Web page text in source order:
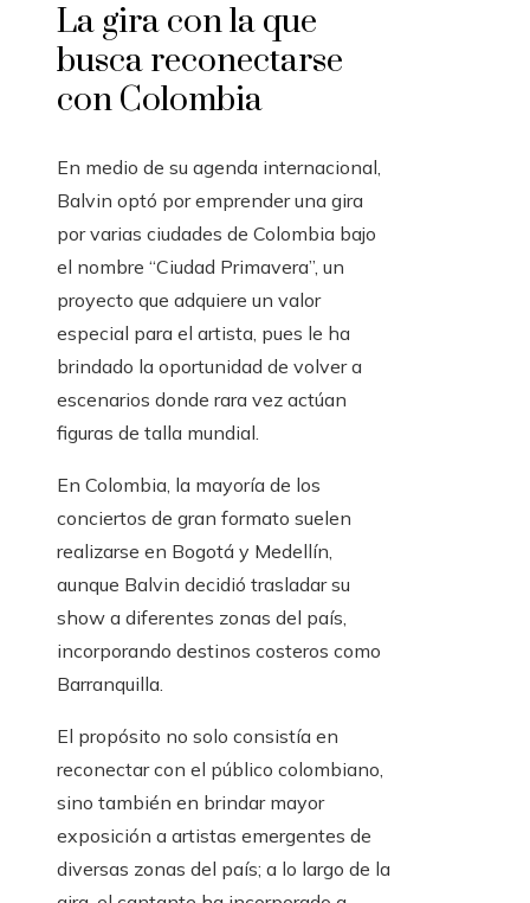
La gira con la que
busca reconectarse
con Colombia
En medio de su agenda internacional,
Balvin optó por emprender una gira
por varias ciudades de Colombia bajo
el nombre “Ciudad Primavera”, un
proyecto que adquiere un valor
especial para el artista, pues le ha
brindado la oportunidad de volver a
escenarios donde rara vez actúan
figuras de talla mundial.
En Colombia, la mayoría de los
conciertos de gran formato suelen
realizarse en Bogotá y Medellín,
aunque Balvin decidió trasladar su
show a diferentes zonas del país,
incorporando destinos costeros como
Barranquilla.
El propósito no solo consistía en
reconectar con el público colombiano,
sino también en brindar mayor
exposición a artistas emergentes de
diversas zonas del país; a lo largo de la